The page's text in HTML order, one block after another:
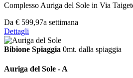
Complesso Auriga del Sole in Via
Da € 599,97a settimana
Dettagli
Bibione Spiaggia 0mt. dalla spiaggia
Auriga del Sole - A